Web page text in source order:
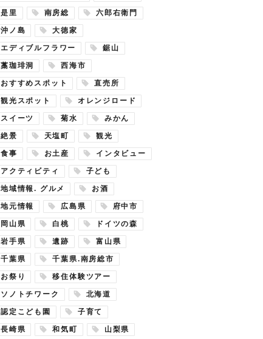
是里 南房総 六郎右衛門
沖ノ島 大徳家
エディブルフラワー 鋸山
藁珈琲洞 西海市
おすすめスポット 直売所
観光スポット オレンジロード
スイーツ 菊水 みかん
絶景 天塩町 観光
食事 お土産 インタビュー
アクティビティ 子ども
地域情報. グルメ お酒
地元情報 広島県 府中市
岡山県 白桃 ドイツの森
岩手県 遺跡 富山県
千葉県 千葉県.南房総市
お祭り 移住体験ツアー
ソノトチワーク 北海道
認定こども園 子育て
長崎県 和気町 山梨県